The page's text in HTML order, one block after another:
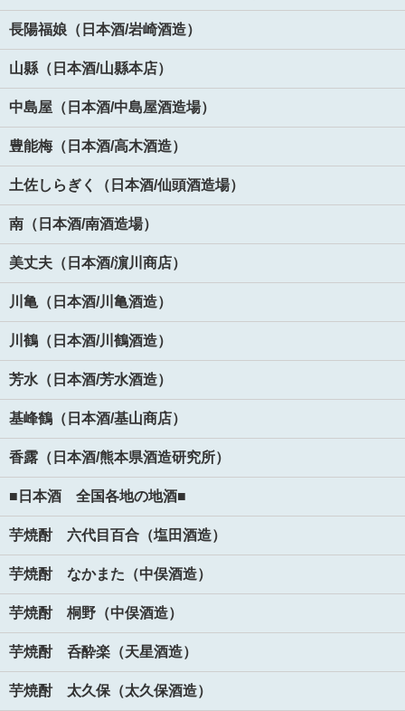
長陽福娘（日本酒/岩崎酒造）
山縣（日本酒/山縣本店）
中島屋（日本酒/中島屋酒造場）
豊能梅（日本酒/高木酒造）
土佐しらぎく（日本酒/仙頭酒造場）
南（日本酒/南酒造場）
美丈夫（日本酒/濵川商店）
川亀（日本酒/川亀酒造）
川鶴（日本酒/川鶴酒造）
芳水（日本酒/芳水酒造）
基峰鶴（日本酒/基山商店）
香露（日本酒/熊本県酒造研究所）
■日本酒 全国各地の地酒■
芋焼酎 六代目百合（塩田酒造）
芋焼酎 なかまた（中俣酒造）
芋焼酎 桐野（中俣酒造）
芋焼酎 呑酔楽（天星酒造）
芋焼酎 太久保（太久保酒造）